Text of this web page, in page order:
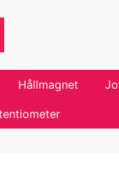
Hållmagnet